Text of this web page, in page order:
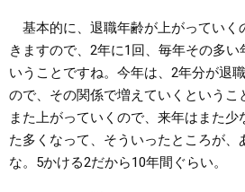
基本的に、退職年齢が上がっていく
きますので、2年に1回、毎年その多い
いうことですね。今年は、2年分が退
ので、その関係で増えていくというこ
また上がっていくので、来年はまた少
た多くなって、そういったところが、
な。5かける2だから10年間ぐらい。